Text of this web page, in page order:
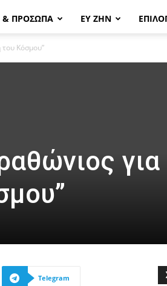
& ΠΡΟΣΩΠΑ ΕΥ ΖΗΝ
του Κόσμου”
για
Telegram